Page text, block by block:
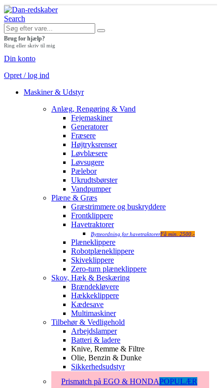
Search
Brug for hjælp?
Ring eller skriv til mig
Din konto
Opret / log ind
Maskiner & Udstyr
Anlæg, Rengøring & Vand
Fejemaskiner
Generatorer
Fræsere
Højtryksrenser
Løvblæsere
Løvsugere
Pælebor
Ukrudtsbørster
Vandpumper
Plæne & Græs
Græstrimmere og buskryddere
Frontklippere
Havetraktorer
Bytteordning for havetraktorerFå min. 2500,-
Plæneklippere
Robotplæneklippere
Skiveklippere
Zero-turn plæneklippere
Skov, Hæk & Beskæring
Brændekløvere
Hækkeklippere
Kædesave
Multimaskiner
Tilbehør & Vedligehold
Arbejdslamper
Batteri & ladere
Knive, Remme & Filtre
Olie, Benzin & Dunke
Sikkerhedsudstyr
Prismatch på EGO & HONDAPOPULÆR